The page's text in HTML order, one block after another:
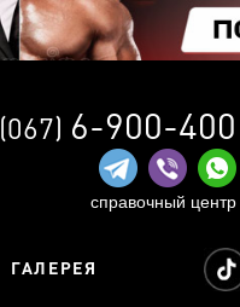
(067) 6-900-400
справочный центр
ГАЛЕРЕЯ